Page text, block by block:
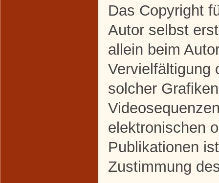
Das Copyright
Autor selbst
allein beim
Vervielfältigung
solcher
elektronischen
Publikationen
Zustimmung